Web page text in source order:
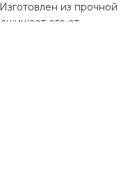
из прочной
его от
делает его прочным
из алюминия
защиту и
липучка, благодаря
кабеля не